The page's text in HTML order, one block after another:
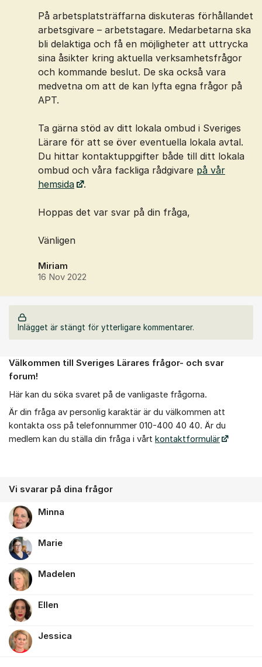
På arbetsplatsträffarna diskuteras förhållandet
arbetsgivare – arbetstagare. Medarbetarna ska
bli delaktiga och få en möjligheter att uttrycka
sina åsikter kring aktuella verksamhetsfrågor
och kommande beslut. De ska också vara
medvetna om att de kan lyfta egna frågor på
APT.
Ta gärna stöd av ditt lokala ombud i Sveriges
Lärare för att se över eventuella lokala avtal.
Du hittar kontaktuppgifter både till ditt lokala
ombud och våra fackliga rådgivare på vår
hemsida
.
Hoppas det var svar på din fråga,
Vänligen
Miriam
16 Nov 2022
Inlägget är stängt för ytterligare kommentarer.
Om forumet
Välkommen till Sveriges Lärares frågor- och svar
forum!
Här kan du söka svaret på de vanligaste frågorna.
Är din fråga av personlig karaktär är du välkommen att
kontakta oss på telefonnummer 010-400 40 40. Är du
medlem kan du ställa din fråga i vårt kontaktformulär
Vi svarar på dina frågor
Minna
Marie
Madelen
Ellen
Jessica